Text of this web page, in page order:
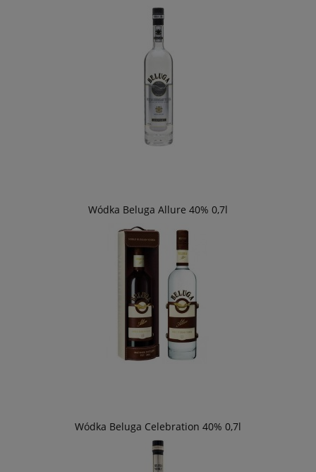
Wódka Beluga Allure 40% 0,7l
Wódka Beluga Celebration 40% 0,7l